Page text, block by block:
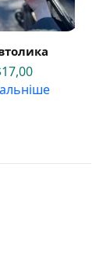
17,00